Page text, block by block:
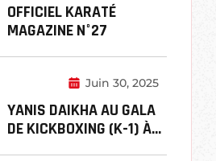
OFFICIEL KARATÉ
MAGAZINE N°27
Juin 30, 2025
YANIS DAIKHA AU GALA
DE KICKBOXING (K-1) À